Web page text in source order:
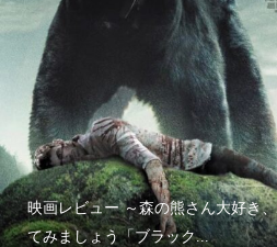
映画レビュー ～森の熊さん大好き
てみましょう「ブラック...